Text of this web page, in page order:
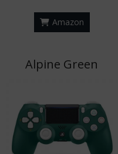
Amazon
Alpine Green